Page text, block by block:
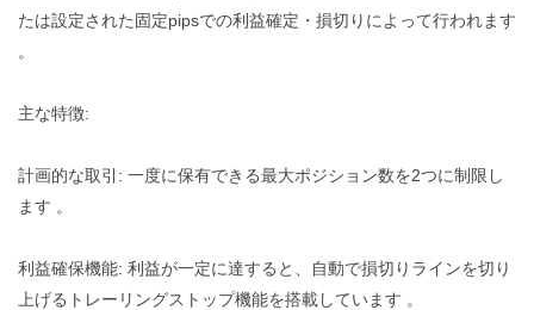
たは設定された固定pipsでの利益確定・損切りによって行われます
。
主な特徴:
計画的な取引: 一度に保有できる最大ポジション数を2つに制限し
ます 。
利益確保機能: 利益が一定に達すると、自動で損切りラインを切り
上げるトレーリングストップ機能を搭載しています 。